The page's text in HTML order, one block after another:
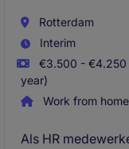
Rotterdam
Interim
€3.500 - €4.250
year)
Work from home
Als HR